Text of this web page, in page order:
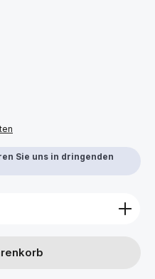
Sie uns in dringenden
gewünschten Wert ein